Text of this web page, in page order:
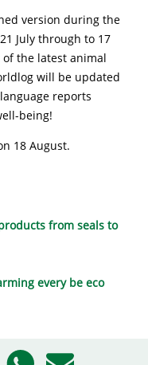
version during the
July through to 17
the latest animal
will be updated
reports
being!
18 August.
from seals to
every be eco